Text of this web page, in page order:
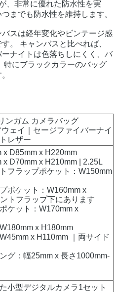
、非常に優れた防水性を実
までも防水性を維持します。
スは経年変化やビンテージ感
。 キャンバスと比べれば、
ナイトは色落ちしにくく、バ
特にブラックカラーのバッグ
ンガム カメラバッグ
ェイ｜セージファイバーナイ
レザー
x D85mm x H220mm
x D70mm x H210mm | 2.25L
フラップポケット：W150mm
ポケット：W160mm x
トフラップ下にあります
ケット：W170mm x
x H180mm
x H110mm ｜両サイド
グ：幅25mm x 長さ1000mm-
小型デジタルカメラ1セット